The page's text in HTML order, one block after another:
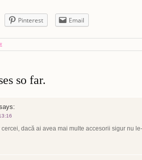
Pinterest Email
so far.
dacă ai avea mai multe accesorii sigur nu